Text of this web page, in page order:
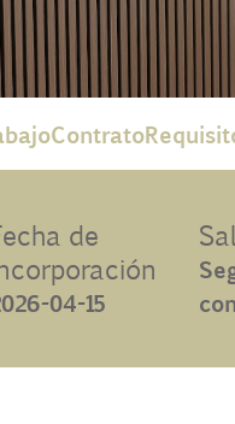
Contrato
de
04-15